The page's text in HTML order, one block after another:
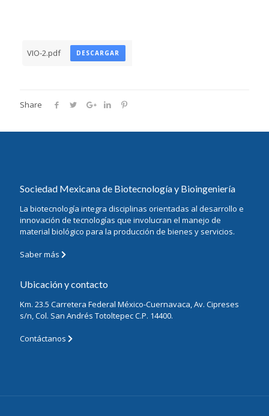
VIO-2.pdf DESCARGAR
Share
Sociedad Mexicana de Biotecnología y Bioingeniería
La biotecnología integra disciplinas orientadas al desarrollo e
innovación de tecnologías que involucran el manejo de
material biológico para la producción de bienes y servicios.
Saber más
Ubicación y contacto
Km. 23.5 Carretera Federal México-Cuernavaca, Av. Cipreses
s/n, Col. San Andrés Totoltepec C.P. 14400.
Contáctanos